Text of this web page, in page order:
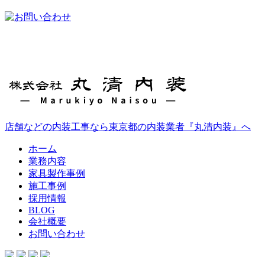
店舗などの内装工事なら東京都の内装業者『丸清内装』へ
ホーム
業務内容
家具製作事例
施工事例
採用情報
BLOG
会社概要
お問い合わせ